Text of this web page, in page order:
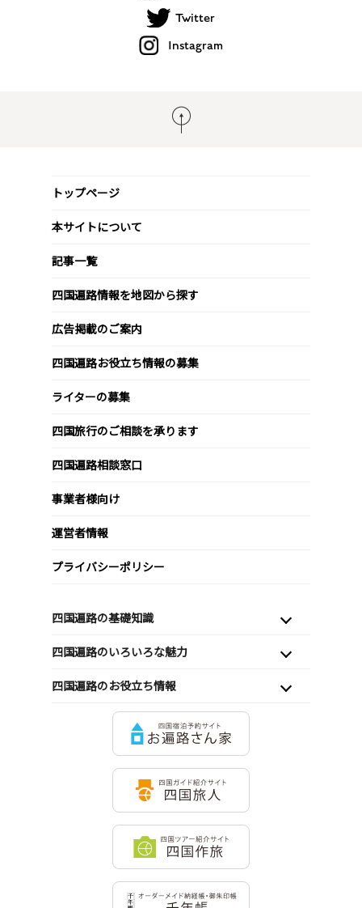
Twitter
Instagram
トップページ
本サイトについて
記事一覧
四国遍路情報を地図から探す
広告掲載のご案内
四国遍路お役立ち情報の募集
ライターの募集
四国旅行のご相談を承ります
四国遍路相談窓口
事業者様向け
運営者情報
プライバシーポリシー
四国遍路の基礎知識
四国遍路のいろいろな魅力
四国遍路のお役立ち情報